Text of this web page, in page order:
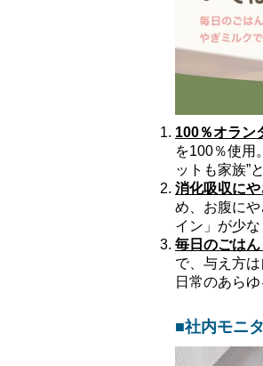
100％オラン
を100％使用
ットも家族”
消化吸収に
め、お腹に
イン」が少
毎日のごは
で、与え方
日常のあら
■社内モニ